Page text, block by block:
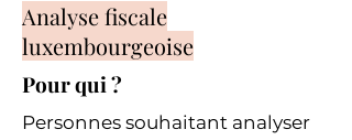
Analyse fiscale
luxembourgeoise
Pour qui ?
Personnes souhaitant analyser